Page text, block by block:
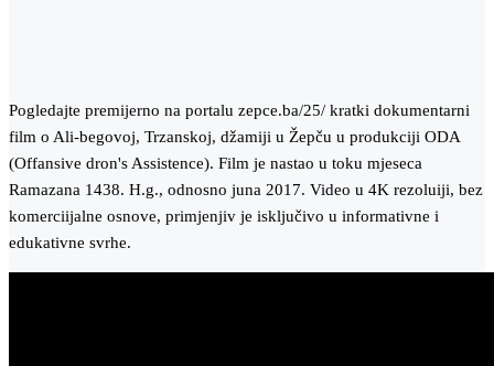
Pogledajte premijerno na portalu zepce.ba/25/ kratki dokumentarni
film o Ali-begovoj, Trzanskoj, džamiji u Žepču u produkciji ODA
(Offansive dron's Assistence). Film je nastao u toku mjeseca
Ramazana 1438. H.g., odnosno juna 2017. Video u 4K rezoluiji, bez
komerciijalne osnove, primjenjiv je isključivo u informativne i
edukativne svrhe.